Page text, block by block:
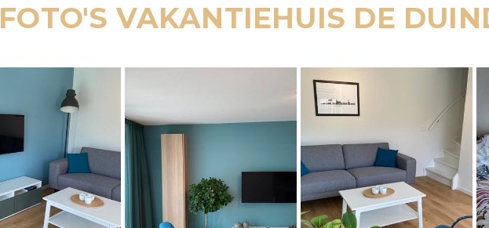
FOTO'S VAKANTIEHUIS DE